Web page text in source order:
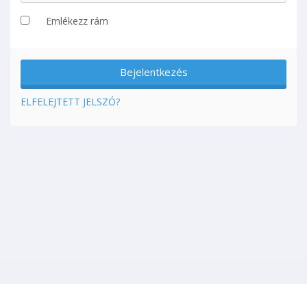
Emlékezz rám
ELFELEJTETT JELSZÓ?